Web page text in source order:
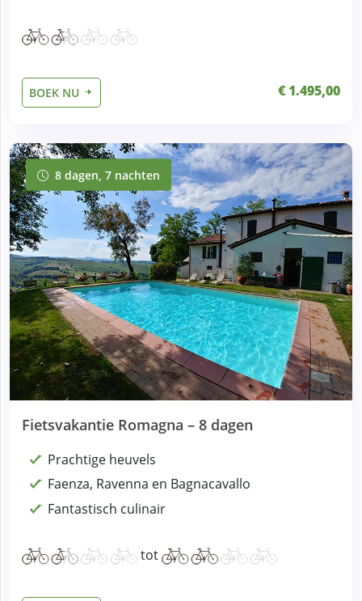
BOEK NU € 1.495,00
8 dagen, 7 nachten
8 dagen, 7 nachten
Fietsvakantie Romagna – 8 dagen
Prachtige heuvels
Faenza, Ravenna en Bagnacavallo
Fantastisch culinair
tot